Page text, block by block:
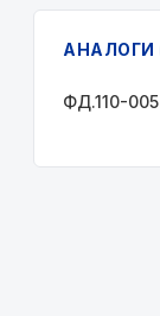
АНАЛОГИ
ФД.110-005